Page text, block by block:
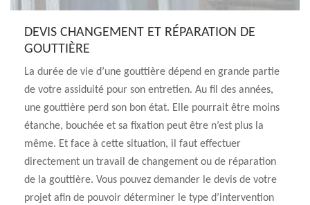
DEVIS CHANGEMENT ET RÉPARATION DE
GOUTTIÈRE
La durée de vie d’une gouttière dépend en grande partie
de votre assiduité pour son entretien. Au fil des années,
une gouttière perd son bon état. Elle pourrait être moins
étanche, bouchée et sa fixation peut être n’est plus la
même. Et face à cette situation, il faut effectuer
directement un travail de changement ou de réparation
de la gouttière. Vous pouvez demander le devis de votre
projet afin de pouvoir déterminer le type d’intervention